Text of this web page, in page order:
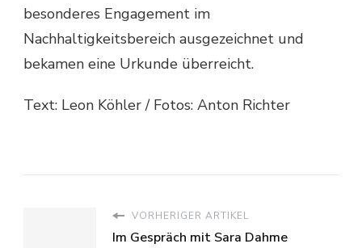
besonderes Engagement im
Nachhaltigkeitsbereich ausgezeichnet und
bekamen eine Urkunde überreicht.
Text: Leon Köhler / Fotos: Anton Richter
VORHERIGER ARTIKEL
Im Gespräch mit Sara Dahme